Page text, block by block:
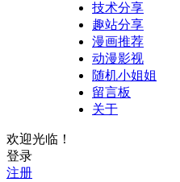
技术分享
趣站分享
漫画推荐
动漫影视
随机小姐姐
留言板
关于
欢迎光临！
登录
注册